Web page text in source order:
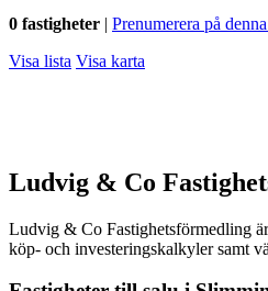
0 fastigheter | Prenumerera på
Visa lista Visa karta
Ludvig & Co
Ludvig & Co Fastighetsförmedling
köp- och investeringskalkyler samt